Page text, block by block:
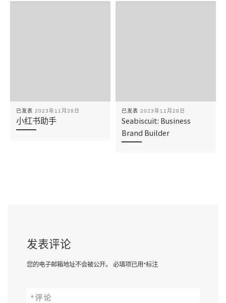
已发表 2023年11月28日
小红书助手
已发表 2023年11月28日
Seabiscuit: Business
Brand Builder
发表评论
您的电子邮箱地址不会被公开。 必填项已用*标注
评论
*